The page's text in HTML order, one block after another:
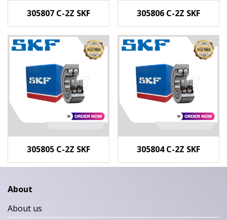
305807 C-2Z SKF 305806 C-2Z SKF
305805 C-2Z SKF 305804 C-2Z SKF
About
About us